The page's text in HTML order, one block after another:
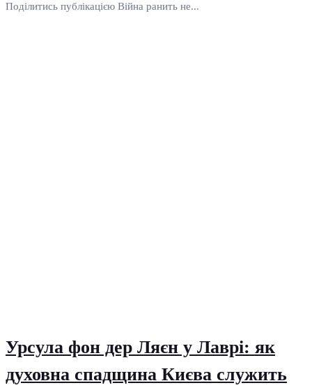
Поділитись публікацією Війна ранить не...
Урсула фон дер Ляєн у Лаврі: як
духовна спадщина Києва служить